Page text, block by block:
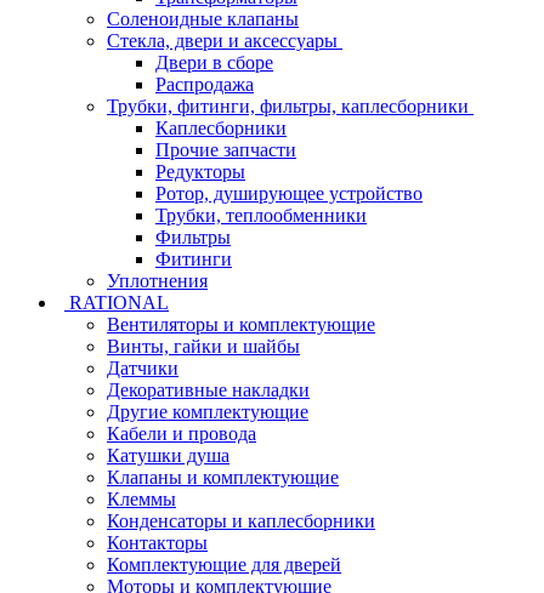
Соленоидные клапаны
Стекла, двери и аксессуары
Двери в сборе
Распродажа
Трубки, фитинги, фильтры, каплесборники
Каплесборники
Прочие запчасти
Редукторы
Ротор, душирующее устройство
Трубки, теплообменники
Фильтры
Фитинги
Уплотнения
RATIONAL
Вентиляторы и комплектующие
Винты, гайки и шайбы
Датчики
Декоративные накладки
Другие комплектующие
Кабели и провода
Катушки душа
Клапаны и комплектующие
Клеммы
Конденсаторы и каплесборники
Контакторы
Комплектующие для дверей
Моторы и комплектующие